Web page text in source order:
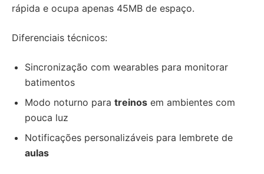
rápida e ocupa apenas 45MB de espaço.
Diferenciais técnicos:
Sincronização com wearables para monitorar
batimentos
Modo noturno para treinos em ambientes com
pouca luz
Notificações personalizáveis para lembrete de
aulas